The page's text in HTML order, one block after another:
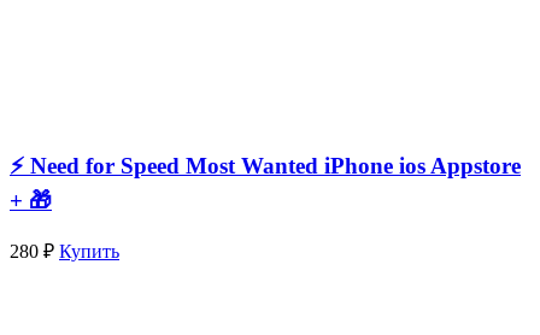
⚡️ Need for Speed Most Wanted iPhone ios Appstore
+ 🎁
280 ₽ Купить